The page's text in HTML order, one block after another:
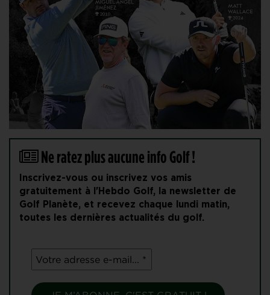
Ne ratez plus aucune info Golf !
Inscrivez-vous ou inscrivez vos amis
gratuitement à l'Hebdo Golf, la newsletter de
Golf Planète, et recevez chaque lundi matin,
toutes les dernières actualités du golf.